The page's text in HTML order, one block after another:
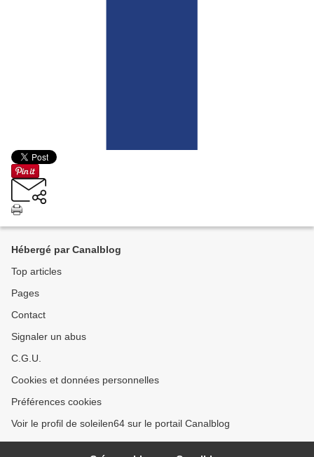
Hébergé par Canalblog
Top articles
Pages
Contact
Signaler un abus
C.G.U.
Cookies et données personnelles
Préférences cookies
Voir le profil de soleilen64 sur le portail Canalblog